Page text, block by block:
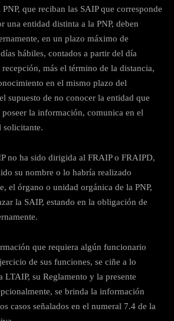
que reciban las SAIP que corresponde
una entidad distinta a la PNP, deben
en un plazo máximo de
hábiles, contados a partir del día
más el término de la distancia,
en el mismo plazo del
supuesto de no conocer la entidad que
poseer la información, comunica en el
solicitante.
no ha sido dirigida al FRAIP o FRAIPD,
su nombre o lo habría realizado
el órgano o unidad orgánica de la PNP,
la SAIP, estando en la obligación de
que requiera algún funcionario
de sus funciones, se ciñe a lo
LTAIP, su Reglamento y la presente
se brinda la información
casos señalados en el numeral 7.4 de la